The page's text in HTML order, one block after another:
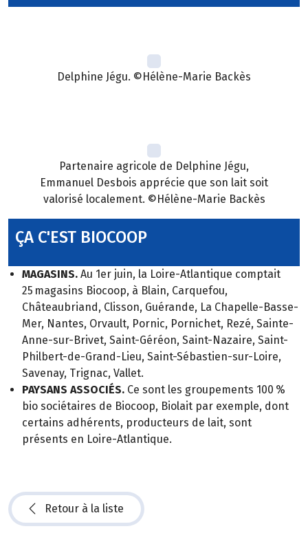
Delphine Jégu. ©Hélène-Marie Backès
Partenaire agricole de Delphine Jégu,
Emmanuel Desbois apprécie que son lait soit
valorisé localement. ©Hélène-Marie Backès
ÇA C'EST BIOCOOP
MAGASINS. Au 1er juin, la Loire-Atlantique comptait
25 magasins Biocoop, à Blain, Carquefou,
Châteaubriand, Clisson, Guérande, La Chapelle-Basse-
Mer, Nantes, Orvault, Pornic, Pornichet, Rezé, Sainte-
Anne-sur-Brivet, Saint-Géréon, Saint-Nazaire, Saint-
Philbert-de-Grand-Lieu, Saint-Sébastien-sur-Loire,
Savenay, Trignac, Vallet.
PAYSANS ASSOCIÉS. Ce sont les groupements 100 %
bio sociétaires de Biocoop, Biolait par exemple, dont
certains adhérents, producteurs de lait, sont
présents en Loire-Atlantique.
Retour à la liste